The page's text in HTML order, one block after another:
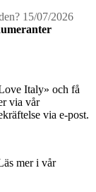
15/07/2026
Italy» och få
via vår
via e-post.
mer i vår